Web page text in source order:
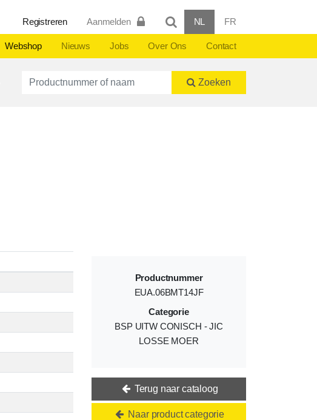
Registreren Aanmelden NL FR
Webshop Nieuws Jobs Over Ons Contact
Productnummer of naam Zoeken
Productnummer
EUA.06BMT14JF
Categorie
BSP UITW CONISCH - JIC
LOSSE MOER
Terug naar cataloog
Naar product categorie